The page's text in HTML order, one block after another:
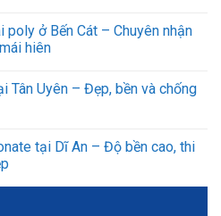
ở Bến Cát – Chuyên nhận
hiên
Tân Uyên – Đẹp, bền và chống
tại Dĩ An – Độ bền cao, thi